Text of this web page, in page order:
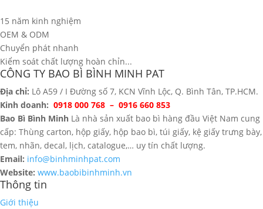
15 năm kinh nghiệm
OEM & ODM
Chuyển phát nhanh
Kiểm soát chất lượng hoàn chỉn...
CÔNG TY BAO BÌ BÌNH MINH PAT
Địa chỉ: Lô A59 / I Đường số 7, KCN Vĩnh Lộc, Q. Bình Tân, TP.HCM.
Kinh doanh: 0918 000 768 – 0916 660 853
Bao Bì Bình Minh Là nhà sản xuất bao bì hàng đầu Việt Nam cung
cấp: Thùng carton, hộp giấy, hộp bao bì, túi giấy, kệ giấy trưng bày,
tem, nhãn, decal, lịch, catalogue,… uy tín chất lượng.
Email: info@binhminhpat.com
Website: www.baobibinhminh.vn
Thông tin
Giới thiệu